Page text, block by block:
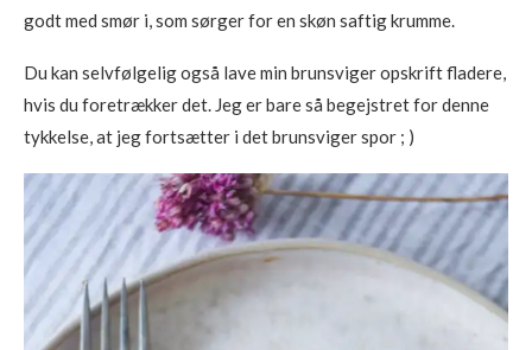
godt med smør i, som sørger for en skøn saftig krumme.
Du kan selvfølgelig også lave min brunsviger opskrift fladere,
hvis du foretrækker det. Jeg er bare så begejstret for denne
tykkelse, at jeg fortsætter i det brunsviger spor ; )